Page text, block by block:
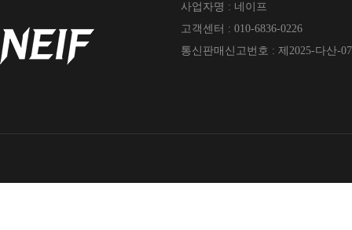
사업자명 : 네이프
고객센터 : 010-6836-0226
통신판매신고번호 : 제2025-다산-